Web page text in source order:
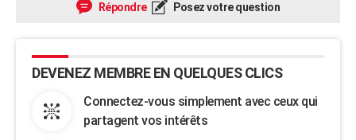
Répondre Posez votre question
DEVENEZ MEMBRE EN QUELQUES CLICS
Connectez-vous simplement avec ceux qui
partagent vos intérêts